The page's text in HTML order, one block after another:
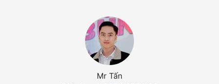
Mr Tấn